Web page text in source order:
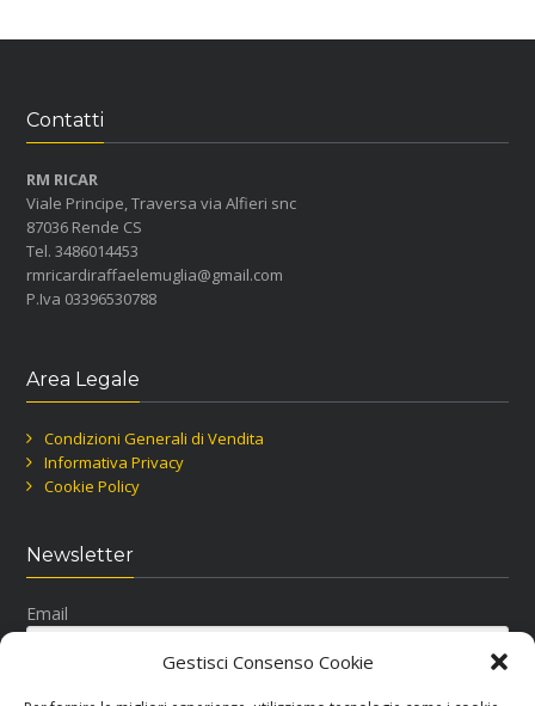
Gestisci Consenso Cookie
Contatti
RM RICAR
Viale Principe, Traversa via Alfieri snc
87036 Rende CS
Tel. 3486014453
rmricardiraffaelemuglia@gmail.com
P.Iva 03396530788
Area Legale
Condizioni Generali di Vendita
Informativa Privacy
Cookie Policy
Newsletter
Email